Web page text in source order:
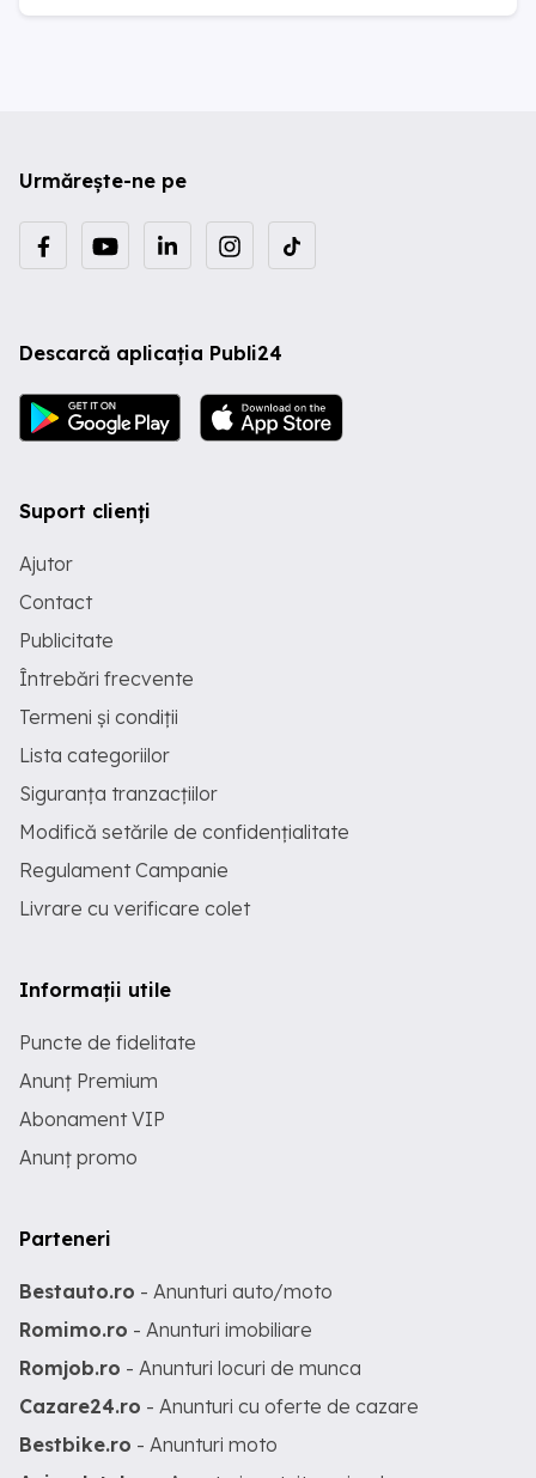
Urmărește-ne pe
Descarcă aplicația Publi24
Suport clienți
Ajutor
Contact
Publicitate
Întrebări frecvente
Termeni și condiții
Lista categoriilor
Siguranța tranzacțiilor
Modifică setările de confidențialitate
Regulament Campanie
Livrare cu verificare colet
Informații utile
Puncte de fidelitate
Anunț Premium
Abonament VIP
Anunț promo
Parteneri
Bestauto.ro - Anunturi auto/moto
Romimo.ro - Anunturi imobiliare
Romjob.ro - Anunturi locuri de munca
Cazare24.ro - Anunturi cu oferte de cazare
Bestbike.ro - Anunturi moto